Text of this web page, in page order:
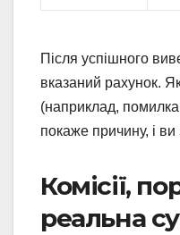
Після успішного
вказаний рахунок.
(наприклад, помилка
покаже причину, і
Комісії,
реальна